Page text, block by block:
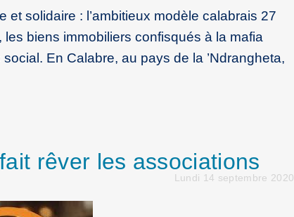
solidaire : l’ambitieux modèle calabrais 27
biens immobiliers confisqués à la mafia
En Calabre, au pays de la ’Ndrangheta,
rêver les associations
Lundi 14 septembre 2020